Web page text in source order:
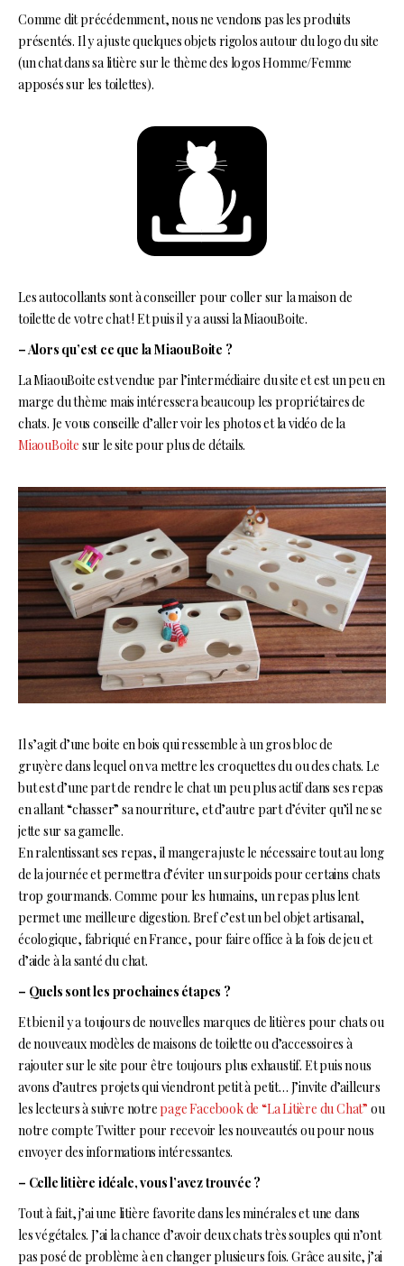
Comme dit précédemment, nous ne vendons pas les produits
présentés. Il y a juste quelques objets rigolos autour du logo du site
(un chat dans sa litière sur le thème des logos Homme/Femme
apposés sur les toilettes).
Les autocollants sont à conseiller pour coller sur la maison de
toilette de votre chat ! Et puis il y a aussi la MiaouBoite.
– Alors qu’est ce que la MiaouBoite ?
La MiaouBoite est vendue par l’intermédiaire du site et est un peu en
marge du thème mais intéressera beaucoup les propriétaires de
chats. Je vous conseille d’aller voir les photos et la vidéo de la
MiaouBoite sur le site pour plus de détails.
Il s’agit d’une boite en bois qui ressemble à un gros bloc de
gruyère dans lequel on va mettre les croquettes du ou des chats. Le
but est d’une part de rendre le chat un peu plus actif dans ses repas
en allant “chasser” sa nourriture, et d’autre part d’éviter qu’il ne se
jette sur sa gamelle.
En ralentissant ses repas, il mangera juste le nécessaire tout au long
de la journée et permettra d’éviter un surpoids pour certains chats
trop gourmands. Comme pour les humains, un repas plus lent
permet une meilleure digestion. Bref c’est un bel objet artisanal,
écologique, fabriqué en France, pour faire office à la fois de jeu et
d’aide à la santé du chat.
– Quels sont les prochaines étapes ?
Et bien il y a toujours de nouvelles marques de litières pour chats ou
de nouveaux modèles de maisons de toilette ou d’accessoires à
rajouter sur le site pour être toujours plus exhaustif. Et puis nous
avons d’autres projets qui viendront petit à petit… J’invite d’ailleurs
les lecteurs à suivre notre page Facebook de “La Litière du Chat” ou
notre compte Twitter pour recevoir les nouveautés ou pour nous
envoyer des informations intéressantes.
– Celle litière idéale, vous l’avez trouvée ?
Tout à fait, j’ai une litière favorite dans les minérales et une dans
les végétales. J’ai la chance d’avoir deux chats très souples qui n’ont
pas posé de problème à en changer plusieurs fois. Grâce au site, j’ai